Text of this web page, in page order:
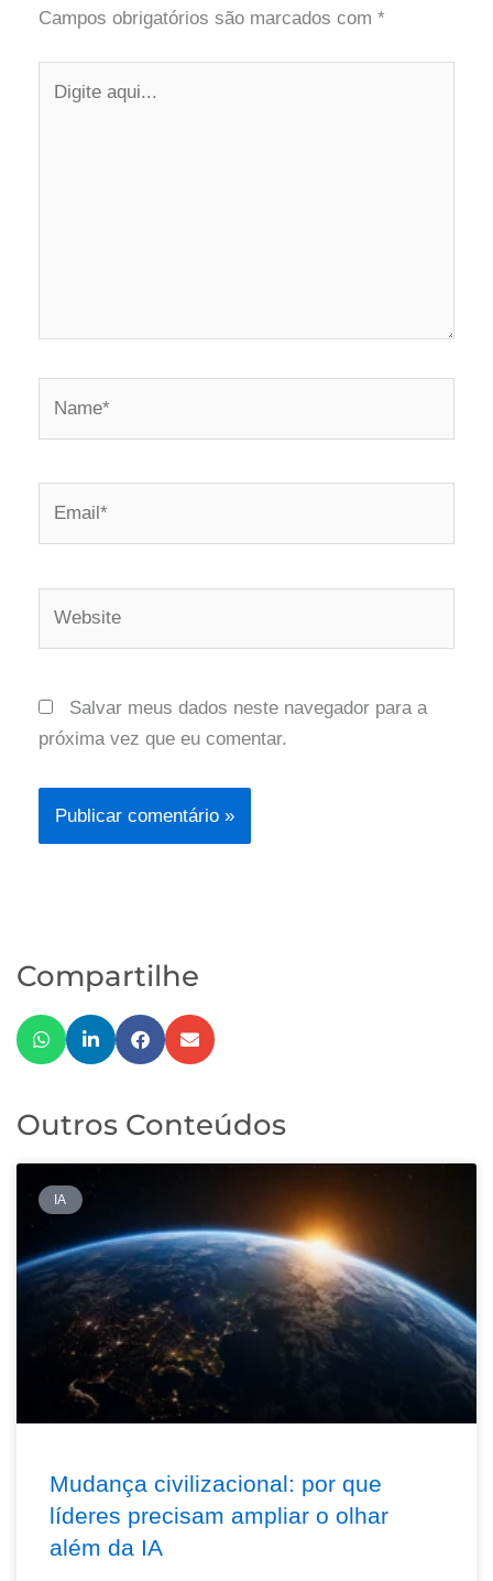
Campos obrigatórios são marcados com *
aqui...
Salvar meus dados neste navegador para a
próxima vez que eu comentar.
Compartilhe
Outros Conteúdos
IA
Mudança civilizacional: por que
líderes precisam ampliar o olhar
além da IA